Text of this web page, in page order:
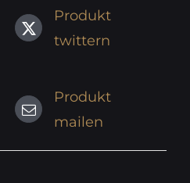
Produkt
twittern
Produkt
mailen